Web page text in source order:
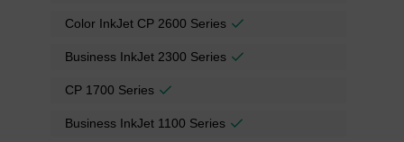
Color InkJet CP 2600 Series
Business InkJet 2300 Series
CP 1700 Series
Business InkJet 1100 Series